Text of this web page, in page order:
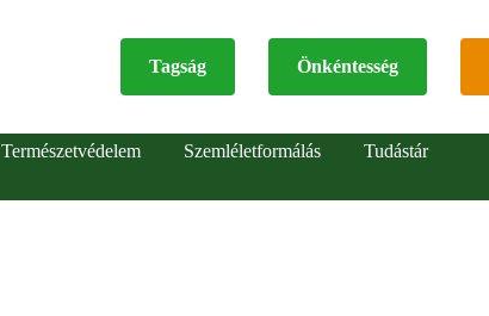
Top
Tagság Önkéntesség
Természetvédelem Szemléletformálás
Tudástár